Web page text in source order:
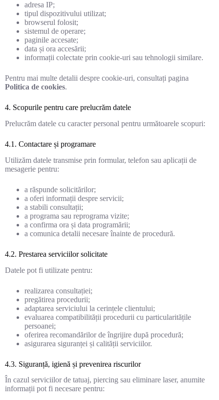
adresa IP;
tipul dispozitivului utilizat;
browserul folosit;
sistemul de operare;
paginile accesate;
data și ora accesării;
informații colectate prin cookie-uri sau tehnologii similare.
Pentru mai multe detalii despre cookie-uri, consultați pagina
Politica de cookies.
4. Scopurile pentru care prelucrăm datele
Prelucrăm datele cu caracter personal pentru următoarele scopuri:
4.1. Contactare și programare
Utilizăm datele transmise prin formular, telefon sau aplicații de
mesagerie pentru:
a răspunde solicitărilor;
a oferi informații despre servicii;
a stabili consultații;
a programa sau reprograma vizite;
a confirma ora și data programării;
a comunica detalii necesare înainte de procedură.
4.2. Prestarea serviciilor solicitate
Datele pot fi utilizate pentru:
realizarea consultației;
pregătirea procedurii;
adaptarea serviciului la cerințele clientului;
evaluarea compatibilității procedurii cu particularitățile
persoanei;
oferirea recomandărilor de îngrijire după procedură;
asigurarea siguranței și calității serviciilor.
4.3. Siguranță, igienă și prevenirea riscurilor
În cazul serviciilor de tatuaj, piercing sau eliminare laser, anumite
informații pot fi necesare pentru: